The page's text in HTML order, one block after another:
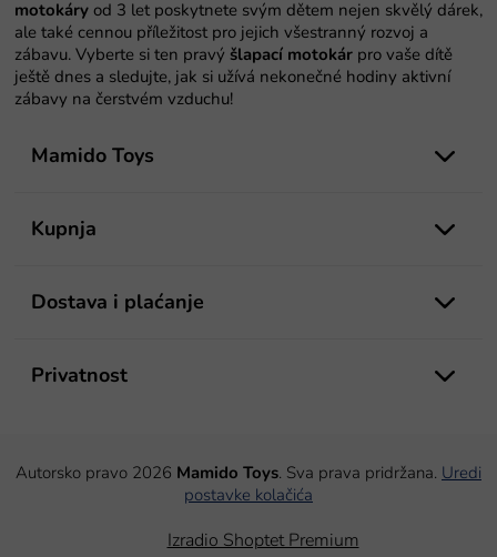
motokáry od 3 let poskytnete svým dětem nejen skvělý dárek,
ale také cennou příležitost pro jejich všestranný rozvoj a
zábavu. Vyberte si ten pravý šlapací motokár pro vaše dítě
ještě dnes a sledujte, jak si užívá nekonečné hodiny aktivní
zábavy na čerstvém vzduchu!
Mamido Toys
Kupnja
Dostava i plaćanje
Privatnost
Izradio Shoptet Premium
Autorsko pravo 2026 Mamido Toys. Sva prava pridržana. Uredi
postavke kolačića